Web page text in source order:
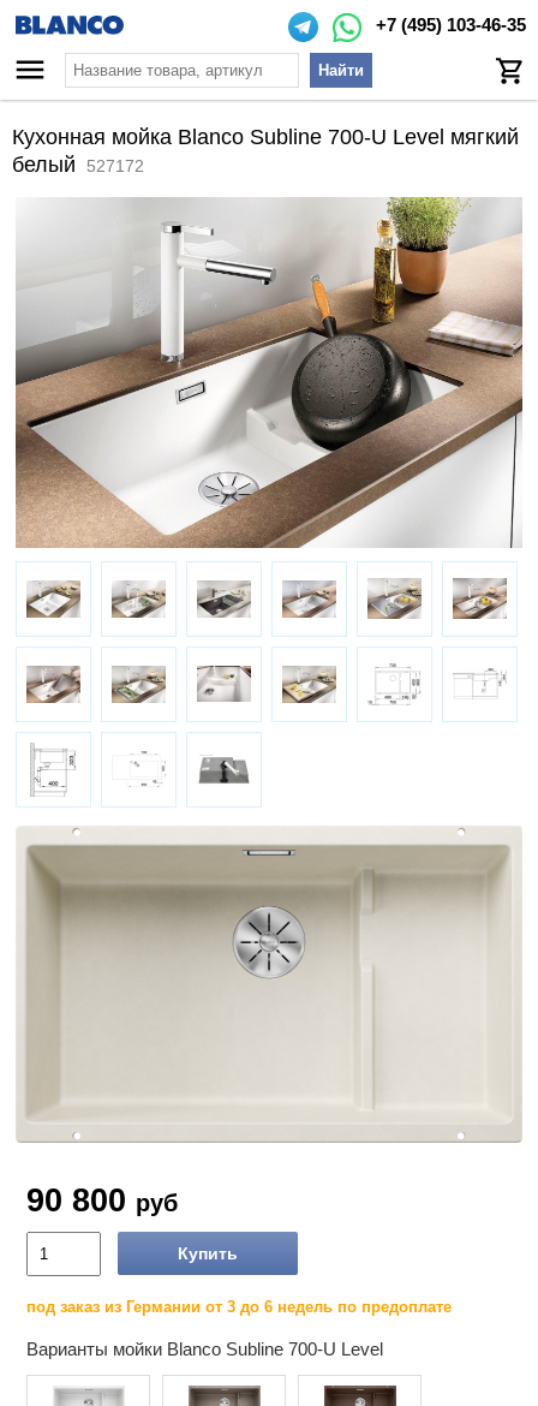
+7 (495) 103-46-35
Найти
Кухонная мойка Blanco Subline 700-U Level мягкий
белый
527172
90 800 руб
Купить
под заказ из Германии от 3 до 6 недель по предоплате
Варианты мойки Blanco Subline 700-U Level